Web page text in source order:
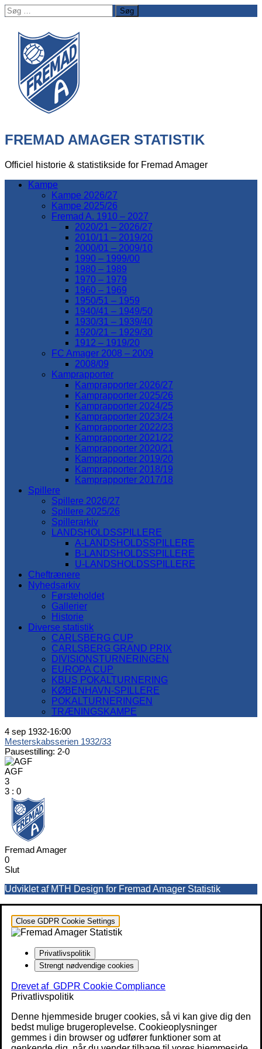
Søg
efter:
FREMAD AMAGER STATISTIK
Officiel historie & statistikside for Fremad Amager
Kampe
Kampe 2026/27
Kampe 2025/26
Fremad A. 1910 – 2027
2020/21 – 2026/27
2010/11 – 2019/20
2000/01 – 2009/10
1990 – 1999/00
1980 – 1989
1970 – 1979
1960 – 1969
1950/51 – 1959
1940/41 – 1949/50
1930/31 – 1939/40
1920/21 – 1929/30
1912 – 1919/20
FC Amager 2008 – 2009
2008/09
Kamprapporter
Kamprapporter 2026/27
Kamprapporter 2025/26
Kamprapporter 2024/25
Kamprapporter 2023/24
Kamprapporter 2022/23
Kamprapporter 2021/22
Kamprapporter 2020/21
Kamprapporter 2019/20
Kamprapporter 2018/19
Kamprapporter 2017/18
Spillere
Spillere 2026/27
Spillere 2025/26
Spillerarkiv
LANDSHOLDSSPILLERE
A-LANDSHOLDSSPILLERE
B-LANDSHOLDSSPILLERE
U-LANDSHOLDSSPILLERE
Cheftrænere
Nyhedsarkiv
Førsteholdet
Gallerier
Historie
Diverse statistik
CARLSBERG CUP
CARLSBERG GRAND PRIX
DIVISIONSTURNERINGEN
EUROPA CUP
KBUS POKALTURNERING
KØBENHAVN-SPILLERE
POKALTURNERINGEN
TRÆNINGSKAMPE
4 sep 1932-16:00
Mesterskabsserien 1932/33
Pausestilling: 2-0
AGF
3
3 : 0
Fremad Amager
0
Slut
Udviklet af MTH Design for Fremad Amager Statistik
Close GDPR Cookie Settings
Privatlivspolitik
Strengt nødvendige cookies
Drevet af GDPR Cookie Compliance
Privatlivspolitik
Denne hjemmeside bruger cookies, så vi kan give dig den
bedst mulige brugeroplevelse. Cookieoplysninger
gemmes i din browser og udfører funktioner som at